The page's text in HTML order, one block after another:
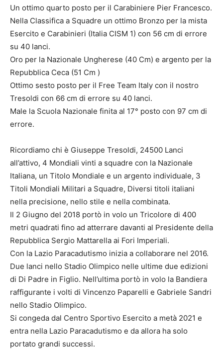
Un ottimo quarto posto per il Carabiniere Pier Francesco.
Nella Classifica a Squadre un ottimo Bronzo per la mista
Esercito e Carabinieri (Italia CISM 1) con 56 cm di errore
su 40 lanci.
Oro per la Nazionale Ungherese (40 Cm) e argento per la
Repubblica Ceca (51 Cm )
Ottimo sesto posto per il Free Team Italy con il nostro
Tresoldi con 66 cm di errore su 40 lanci.
Male la Scuola Nazionale finita al 17° posto con 97 cm di
errore.
Ricordiamo chi è Giuseppe Tresoldi, 24500 Lanci
all’attivo, 4 Mondiali vinti a squadre con la Nazionale
Italiana, un Titolo Mondiale e un argento individuale, 3
Titoli Mondiali Militari a Squadre, Diversi titoli italiani
nella precisione, nello stile e nella combinata.
Il 2 Giugno del 2018 portò in volo un Tricolore di 400
metri quadrati fino ad atterrare davanti al Presidente della
Repubblica Sergio Mattarella ai Fori Imperiali.
Con la Lazio Paracadutismo inizia a collaborare nel 2016.
Due lanci nello Stadio Olimpico nelle ultime due edizioni
di Di Padre in Figlio. Nell’ultima portò in volo la Bandiera
raffigurante i volti di Vincenzo Paparelli e Gabriele Sandri
nello Stadio Olimpico.
Si congeda dal Centro Sportivo Esercito a metà 2021 e
entra nella Lazio Paracadutismo e da allora ha solo
portato grandi successi.